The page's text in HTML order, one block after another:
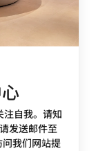
注自我。请知
发送邮件至
我们网站提